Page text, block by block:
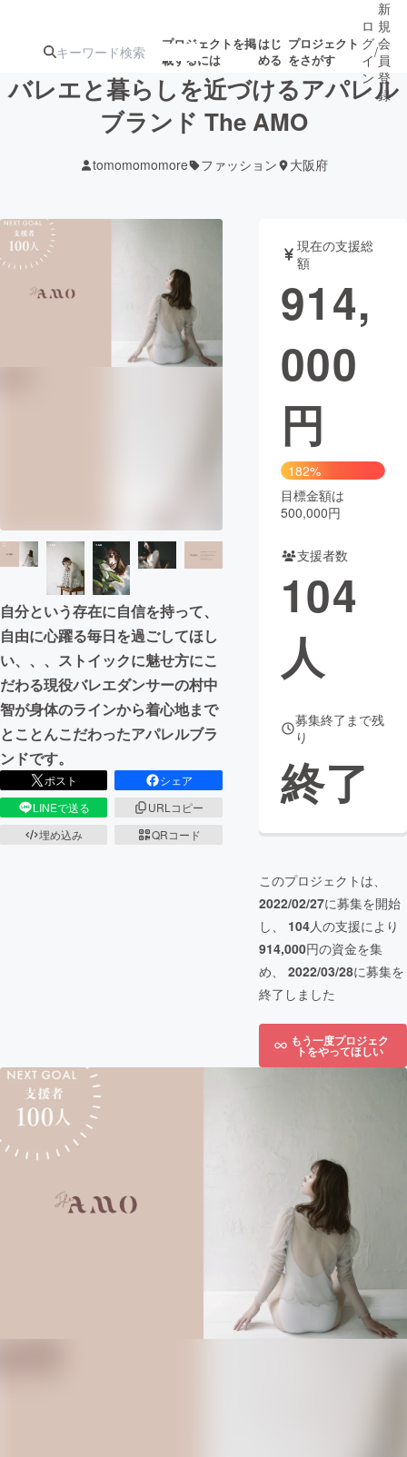
プロジェクトを掲
載するには
はじ
める
プロジェクト
をさがす
ターン
ジェクト
募集終了が近いプ
ロジェクト
されます
音楽
テクノロジー・ガジェット ゲーム・サ
映像・映画
CAMPFIRE Creation
machi-ya コミュニティ
ロ
グ
イ
ン
/
新
規
会
員
登
録
バレエと暮らしを近づけるアパレル
ブランド The AMO
tomomomomore ファッション 大阪府
自分という存在に自信を持って、
自由に心躍る毎日を過ごしてほし
い、、、ストイックに魅せ方にこ
だわる現役バレエダンサーの村中
智が身体のラインから着心地まで
とことんこだわったアパレルブラ
ンドです。
ポスト
シェア
LINEで送る
URLコピー
埋め込み
QRコード
現在の支援総
額
914,
000
円
182%
目標金額は
500,000円
支援者数
104
人
募集終了まで残
り
終了
このプロジェクトは、
2022/02/27に募集を開始
し、 104人の支援により
914,000円の資金を集
め、 2022/03/28に募集を
終了しました
もう一度プロジェク
トをやってほしい